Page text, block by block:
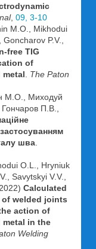
, 09, 3-10
M.O., Mikhodui
P.V.,
free TIG
of
metal
The Paton
М.О., Миходуй
П.В.,
шва
O.L., Hryniuk
Savytskyi V.V.,
Calculated
welded joints
action of
metal in the
Welding